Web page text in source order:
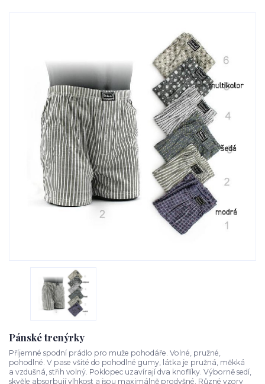
Pánské trenýrky
Příjemné spodní prádlo pro muže pohodáře. Volné, pružné,
pohodlné. V pase všité do pohodlné gumy, látka je pružná, měkká
a vzdušná, střih volný. Poklopec uzavírají dva knoflíky. Výborně sedí,
skvěle absorbují vlhkost a jsou maximálně prodyšné. Různé vzory